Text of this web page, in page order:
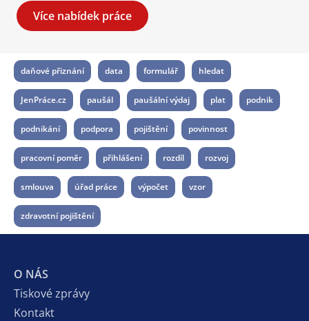
Více nabídek práce
daňové přiznání data formulář hledat
JenPráce.cz paušál paušální výdaj plat podnik
podnikání podpora pojištění povinnost
pracovní poměr přihlášení rozdíl rozvoj
smlouva úřad práce výpočet vzor
zdravotní pojištění
O NÁS
Tiskové zprávy
Kontakt